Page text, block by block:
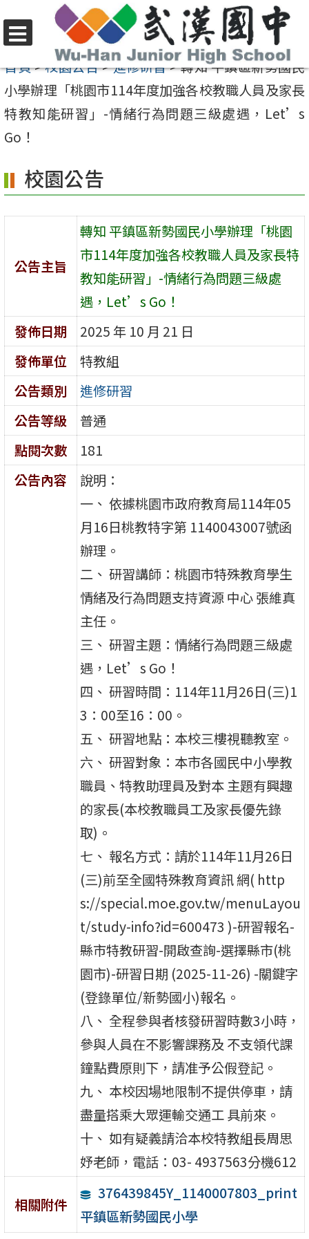
至
要
內
容
選
單
首頁>校園公告>進修研習>轉知 平鎮區新勢國民
小學辦理「桃園市114年度加強各校教職人員及家長
特教知能研習」-情緒行為問題三級處遇，Let’s
Go！
校園公告
公告主旨
轉知 平鎮區新勢國民小學辦理「桃園
市114年度加強各校教職人員及家長特
教知能研習」-情緒行為問題三級處
遇，Let’s Go！
發佈日期
2025 年 10 月 21 日
發佈單位
特教組
公告類別
進修研習
公告等級
普通
點閱次數
181
公告內容
說明：
一、 依據桃園市政府教育局114年05
月16日桃教特字第 1140043007號函
辦理。
二、 研習講師：桃園市特殊教育學生
情緒及行為問題支持資源 中心 張維真
主任。
三、 研習主題：情緒行為問題三級處
遇，Let’s Go！
四、 研習時間：114年11月26日(三)1
3：00至16：00。
五、 研習地點：本校三樓視聽教室。
六、 研習對象：本市各國民中小學教
職員、特教助理員及對本 主題有興趣
的家長(本校教職員工及家長優先錄
取)。
七、 報名方式：請於114年11月26日
(三)前至全國特殊教育資訊 網( http
s://special.moe.gov.tw/menuLayou
t/study-info?id=600473 )-研習報名-
縣市特教研習-開啟查詢-選擇縣市(桃
園市)-研習日期 (2025-11-26) -關鍵字
(登錄單位/新勢國小)報名。
八、 全程參與者核發研習時數3小時，
參與人員在不影響課務及 不支領代課
鐘點費原則下，請准予公假登記。
九、 本校因場地限制不提供停車，請
盡量搭乘大眾運輸交通工 具前來。
十、 如有疑義請洽本校特教組長周思
妤老師，電話：03- 4937563分機612
相關附件
376439845Y_1140007803_print
平鎮區新勢國民小學